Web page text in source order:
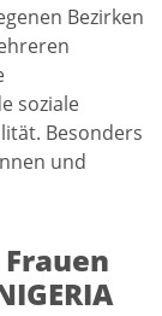
Bezirken
soziale
Besonders
und